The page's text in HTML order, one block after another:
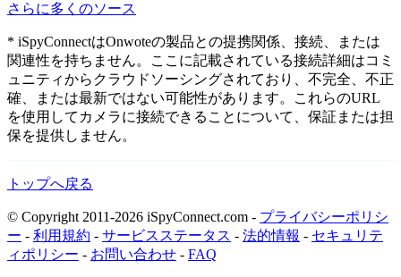
さらに多くのソース
* iSpyConnectはOnwoteの製品との提携関係、接続、または
関連性を持ちません。ここに記載されている接続詳細はコミ
ュニティからクラウドソーシングされており、不完全、不正
確、または最新ではない可能性があります。これらのURL
を使用してカメラに接続できることについて、保証または担
保を提供しません。
トップへ戻る
© Copyright 2011-2026 iSpyConnect.com - プライバシーポリシ
ー - 利用規約 - サービスステータス - 法的情報 - セキュリテ
ィポリシー - お問い合わせ - FAQ